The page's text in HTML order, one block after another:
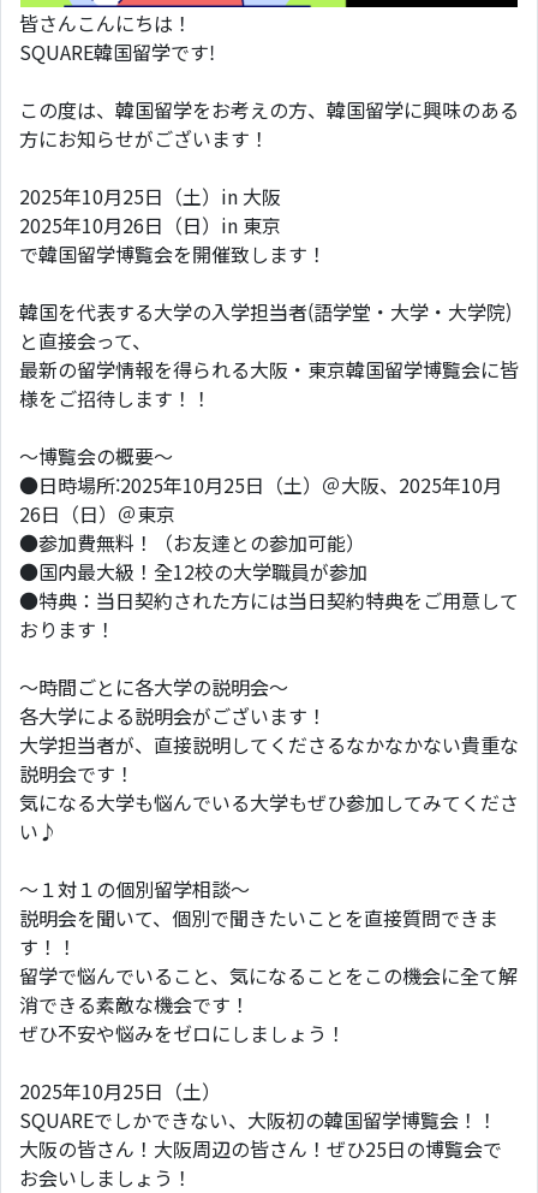
皆さんこんにちは！
SQUARE韓国留学です!
この度は、韓国留学をお考えの方、韓国留学に興味のある
方にお知らせがございます！
2025年10月25日（土）in 大阪
2025年10月26日（日）in 東京
で韓国留学博覧会を開催致します！
韓国を代表する大学の入学担当者(語学堂・大学・大学院)
と直接会って、
最新の留学情報を得られる大阪・東京韓国留学博覧会に皆
様をご招待します！！
～博覧会の概要～
●日時場所:2025年10月25日（土）＠大阪、2025年10月
26日（日）＠東京
●参加費無料！（お友達との参加可能）
●国内最大級！全12校の大学職員が参加
●特典：当日契約された方には当日契約特典をご用意して
おります！
～時間ごとに各大学の説明会～
各大学による説明会がございます！
大学担当者が、直接説明してくださるなかなかない貴重な
説明会です！
気になる大学も悩んでいる大学もぜひ参加してみてくださ
い♪
～１対１の個別留学相談～
説明会を聞いて、個別で聞きたいことを直接質問できま
す！！
留学で悩んでいること、気になることをこの機会に全て解
消できる素敵な機会です！
ぜひ不安や悩みをゼロにしましょう！
2025年10月25日（土）
SQUAREでしかできない、大阪初の韓国留学博覧会！！
大阪の皆さん！大阪周辺の皆さん！ぜひ25日の博覧会で
お会いしましょう！